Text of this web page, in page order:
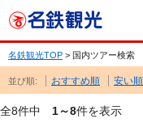
名鉄観光TOP > 国内ツアー検索
並び順: おすすめ順 安い順
全8件中 1～8件を表示